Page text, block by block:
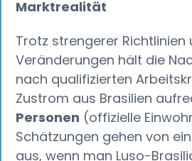
Marktrealität‍
Trotz strengerer
Veränderungen hält die
nach qualifizierten
Zustrom aus Brasilien
Personen (offizielle
Schätzungen gehen von
aus, wenn man Luso-